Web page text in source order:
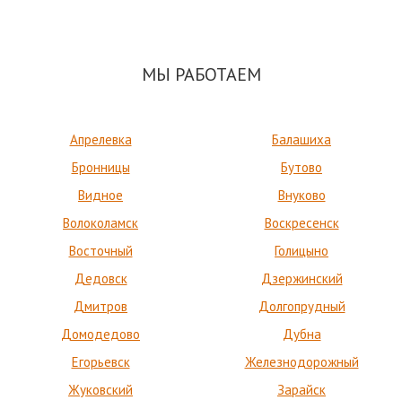
МЫ РАБОТАЕМ
Апрелевка
Балашиха
Бронницы
Бутово
Видное
Внуково
Волоколамск
Воскресенск
Восточный
Голицыно
Дедовск
Дзержинский
Дмитров
Долгопрудный
Домодедово
Дубна
Егорьевск
Железнодорожный
Жуковский
Зарайск